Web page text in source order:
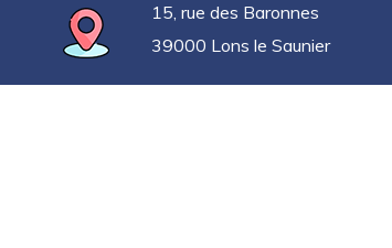
15, rue des Baronnes
39000 Lons le Saunier